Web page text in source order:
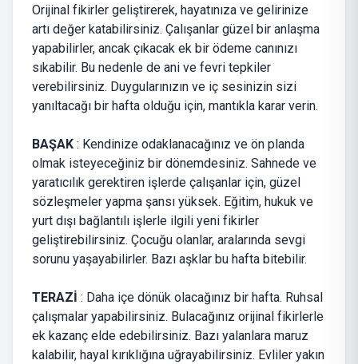
Orijinal fikirler geliştirerek, hayatınıza ve gelirinize
artı değer katabilirsiniz. Çalışanlar güzel bir anlaşma
yapabilirler, ancak çıkacak ek bir ödeme canınızı
sıkabilir. Bu nedenle de ani ve fevri tepkiler
verebilirsiniz. Duygularınızın ve iç sesinizin sizi
yanıltacağı bir hafta olduğu için, mantıkla karar verin.
BAŞAK : Kendinize odaklanacağınız ve ön planda
olmak isteyeceğiniz bir dönemdesiniz. Sahnede ve
yaratıcılık gerektiren işlerde çalışanlar için, güzel
sözleşmeler yapma şansı yüksek. Eğitim, hukuk ve
yurt dışı bağlantılı işlerle ilgili yeni fikirler
geliştirebilirsiniz. Çocuğu olanlar, aralarında sevgi
sorunu yaşayabilirler. Bazı aşklar bu hafta bitebilir.
TERAZİ : Daha içe dönük olacağınız bir hafta. Ruhsal
çalışmalar yapabilirsiniz. Bulacağınız orijinal fikirlerle
ek kazanç elde edebilirsiniz. Bazı yalanlara maruz
kalabilir, hayal kırıklığına uğrayabilirsiniz. Evliler yakın